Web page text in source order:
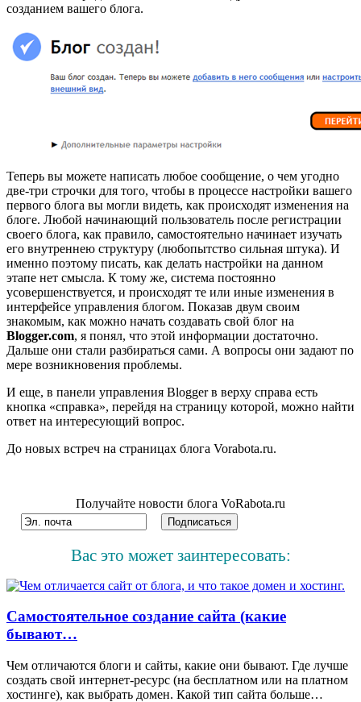
созданием вашего блога.
Теперь вы можете написать любое сообщение, о чем угодно
две-три строчки для того, чтобы в процессе настройки вашего
первого блога вы могли видеть, как происходят изменения на
блоге. Любой начинающий пользователь после регистрации
своего блога, как правило, самостоятельно начинает изучать
его внутреннею структуру (любопытство сильная штука). И
именно поэтому писать, как делать настройки на данном
этапе нет смысла. К тому же, система постоянно
усовершенствуется, и происходят те или иные изменения в
интерфейсе управления блогом. Показав двум своим
знакомым, как можно начать создавать свой блог на
Blogger.com, я понял, что этой информации достаточно.
Дальше они стали разбираться сами. А вопросы они задают по
мере возникновения проблемы.
И еще, в панели управления Blogger в верху справа есть
кнопка «справка», перейдя на страницу которой, можно найти
ответ на интересующий вопрос.
До новых встреч на страницах блога Vorabota.ru.
Получайте новости блога VoRabota.ru
Вас это может заинтересовать:
Самостоятельное создание сайта (какие
бывают…
Чем отличаются блоги и сайты, какие они бывают. Где лучше
создать свой интернет-ресурс (на бесплатном или на платном
хостинге), как выбрать домен. Какой тип сайта больше…